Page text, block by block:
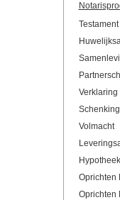
Testament
Verklaring
Schenking
Volmacht
Oprichten
Oprichten